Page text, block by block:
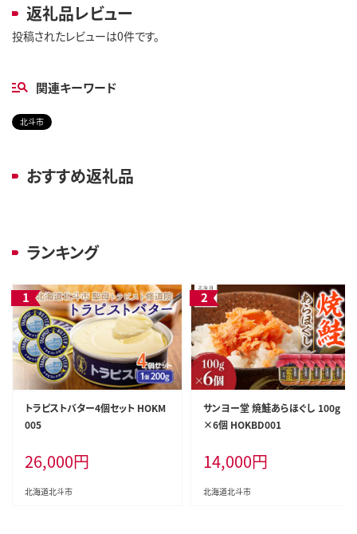
返礼品レビュー
投稿されたレビューは0件です。
関連キーワード
北斗市
おすすめ返礼品
ランキング
トラピストバター4個セット HOKM
005
26,000円
北海道北斗市
サンヨー堂 焼鮭あらほぐし 100g
×6個 HOKBD001
14,000円
北海道北斗市